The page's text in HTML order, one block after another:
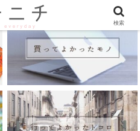
検索